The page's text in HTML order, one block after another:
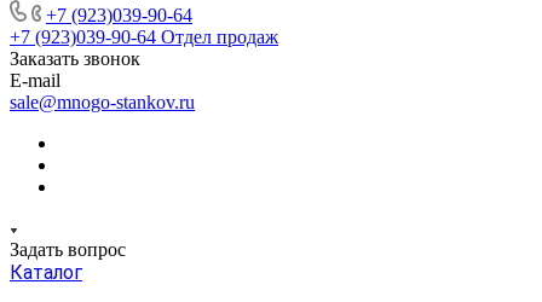
+7 (923)039-90-64
+7 (923)039-90-64 Отдел продаж
Заказать звонок
E-mail
sale@mnogo-stankov.ru
Задать вопрос
Каталог